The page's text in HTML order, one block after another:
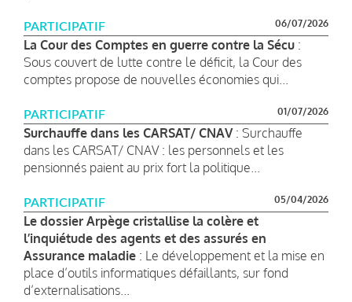
PARTICIPATIF 06/07/2026
La Cour des Comptes en guerre contre la Sécu :
Sous couvert de lutte contre le déficit, la Cour des
comptes propose de nouvelles économies qui...
PARTICIPATIF 01/07/2026
Surchauffe dans les CARSAT/ CNAV : Surchauffe
dans les CARSAT/ CNAV : les personnels et les
pensionnés paient au prix fort la politique...
PARTICIPATIF 05/04/2026
Le dossier Arpège cristallise la colère et
l’inquiétude des agents et des assurés en
Assurance maladie : Le développement et la mise en
place d’outils informatiques défaillants, sur fond
d’externalisations...